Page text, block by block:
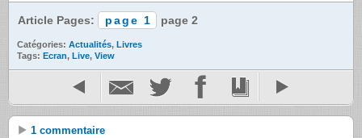
Article Pages: page 1 page 2
Catégories: Actualités, Livres
Tags: Ecran, Live, View
1 commentaire